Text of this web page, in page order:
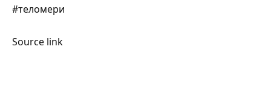
#теломери
Source link